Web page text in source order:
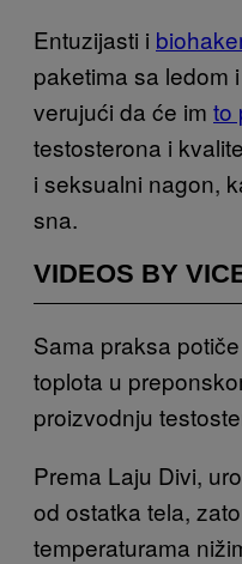
Entuzijasti i
paketima sa ledom
verujući da će im to
testosterona i
i seksualni nagon,
sna.
VIDEOS BY
Sama praksa
toplota u
proizvodnju
Prema Laju Divi,
od ostatka tela,
temperaturama